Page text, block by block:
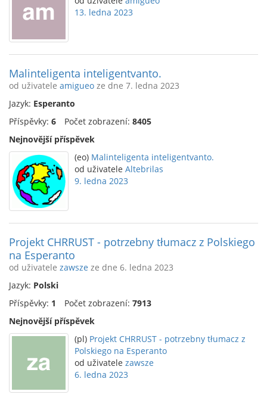
13. ledna 2023
Malinteligenta inteligentvanto.
od uživatele amigueo ze dne 7. ledna 2023
Jazyk: Esperanto
Příspěvky: 6 Počet zobrazení: 8405
Nejnovější příspěvek
(eo) Malinteligenta inteligentvanto.
od uživatele Altebrilas
9. ledna 2023
Projekt CHRRUST - potrzebny tłumacz z Polskiego
na Esperanto
od uživatele zawsze ze dne 6. ledna 2023
Jazyk: Polski
Příspěvky: 1 Počet zobrazení: 7913
Nejnovější příspěvek
(pl) Projekt CHRRUST - potrzebny tłumacz z
Polskiego na Esperanto
od uživatele zawsze
6. ledna 2023